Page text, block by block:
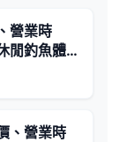
營業時
閒釣魚體
、營業時